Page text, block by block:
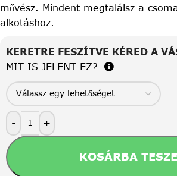
művész. Mindent megtalálsz a
alkotáshoz.
KERETRE FESZÍTVE KÉRED A
MIT IS JELENT EZ?
- +
KOSÁRBA